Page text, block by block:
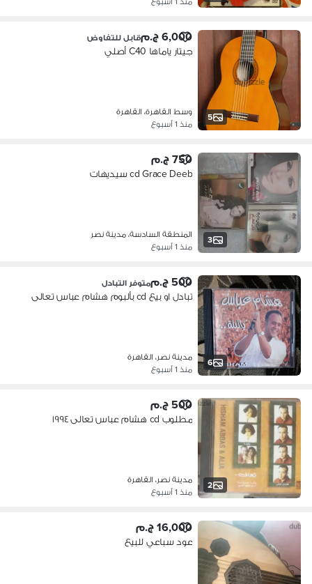
5
6,000 ج.م قابل للتفاوض
جيتار ياماها C40 أصلي
وسط القاهرة، القاهرة
منذ 1 أسبوع
3
750 ج.م
cd Grace Deeb سيديهات
المنطقة السادسة، مدينة نصر
منذ 1 أسبوع
6
500 ج.م متوفر التبادل
تبادل او بيع cd بألبوم هشام عباس تعالى
مدينة نصر، القاهرة
منذ 1 أسبوع
2
500 ج.م
مطلوب cd هشام عباس تعالى ١٩٩٤
مدينة نصر، القاهرة
منذ 1 أسبوع
16,000 ج.م
عود سباعي للبيع